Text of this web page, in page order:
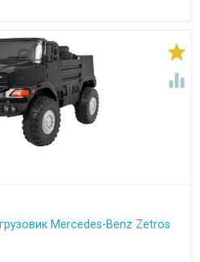


Mercedes-Benz Zetros